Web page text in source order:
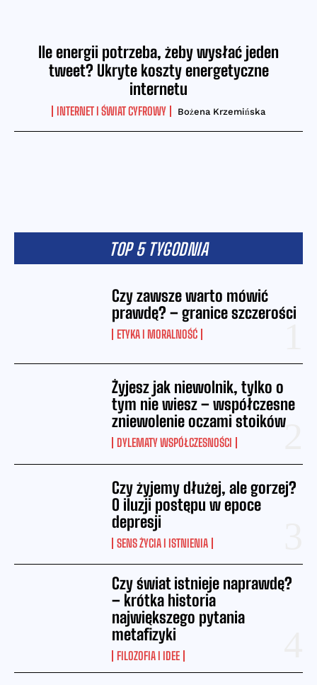
Ile energii potrzeba, żeby wysłać jeden
tweet? Ukryte koszty energetyczne
internetu
INTERNET I ŚWIAT CYFROWY Bożena Krzemińska
TOP 5 TYGODNIA
Czy zawsze warto mówić
prawdę? – granice szczerości
ETYKA I MORALNOŚĆ
Żyjesz jak niewolnik, tylko o
tym nie wiesz – współczesne
zniewolenie oczami stoików
DYLEMATY WSPÓŁCZESNOŚCI
Czy żyjemy dłużej, ale gorzej?
O iluzji postępu w epoce
depresji
SENS ŻYCIA I ISTNIENIA
Czy świat istnieje naprawdę?
– krótka historia
największego pytania
metafizyki
FILOZOFIA I IDEE